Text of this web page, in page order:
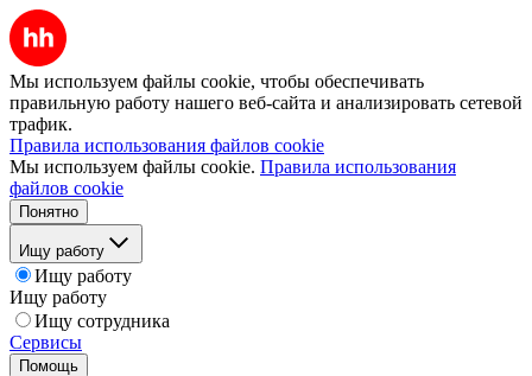
Мы используем файлы cookie, чтобы обеспечивать
правильную работу нашего веб-сайта и анализировать сетевой
трафик.
Правила использования файлов cookie
Мы используем файлы cookie. Правила использования
файлов cookie
Понятно
Ищу работу
Ищу работу
Ищу работу
Ищу сотрудника
Сервисы
Помощь